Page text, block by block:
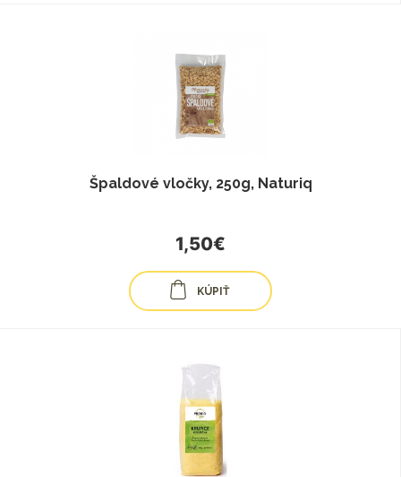
Špaldové vločky, 250g, Naturiq
1,50€
KÚPIŤ